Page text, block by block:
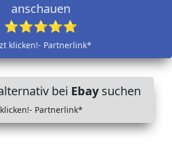
anschauen
⭐⭐⭐⭐⭐
klicken!- Partnerlink*
bei Ebaysuchen
klicken!- Partnerlink*